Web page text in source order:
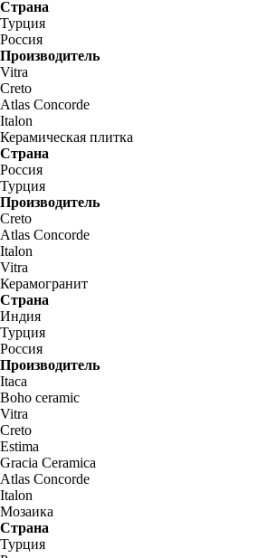
Страна
Турция
Россия
Производитель
Vitra
Creto
Atlas Concorde
Italon
Керамическая плитка
Страна
Россия
Турция
Производитель
Creto
Atlas Concorde
Italon
Vitra
Керамогранит
Страна
Индия
Турция
Россия
Производитель
Itaca
Boho ceramic
Vitra
Creto
Estima
Gracia Ceramica
Atlas Concorde
Italon
Мозаика
Страна
Турция